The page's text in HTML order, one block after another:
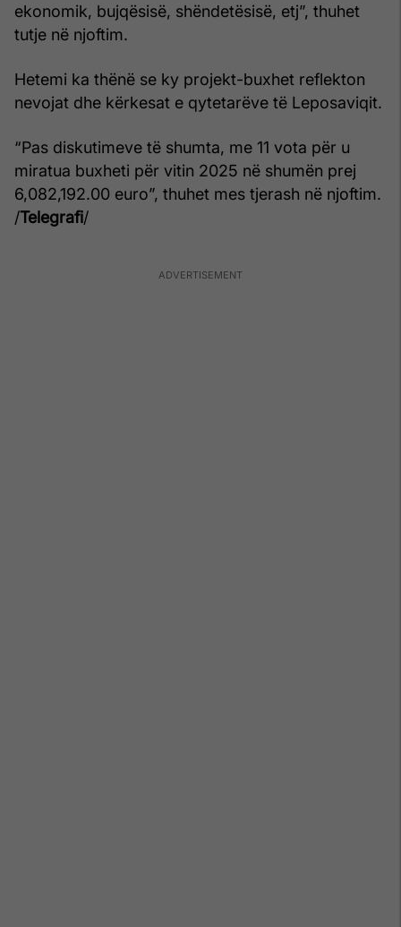
ekonomik, bujqësisë, shëndetësisë, etj”, thuhet
tutje në njoftim.
Hetemi ka thënë se ky projekt-buxhet reflekton
nevojat dhe kërkesat e qytetarëve të Leposaviqit.
“Pas diskutimeve të shumta, me 11 vota për u
miratua buxheti për vitin 2025 në shumën prej
6,082,192.00 euro”, thuhet mes tjerash në njoftim.
/Telegrafi/